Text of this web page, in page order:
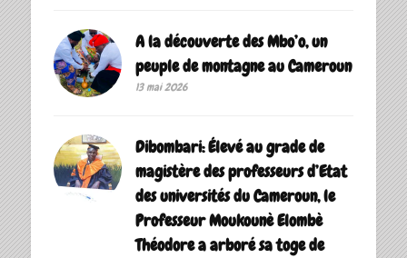
A la découverte des Mbo’o, un
peuple de montagne au Cameroun
13 mai 2026
Dibombari: Élevé au grade de
magistère des professeurs d’Etat
des universités du Cameroun, le
Professeur Moukounè Elombè
Théodore a arboré sa toge de